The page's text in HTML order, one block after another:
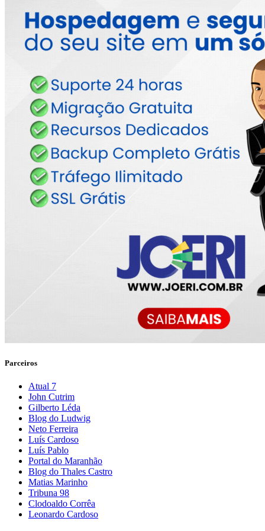
Parceiros
Atual 7
John Cutrim
Gilberto Léda
Blog do Ludwig
Neto Ferreira
Luís Cardoso
Luís Pablo
Portal do Maranhão
Blog do Thales Castro
Matias Marinho
Tribuna 98
Clodoaldo Corrêa
Leonardo Cardoso